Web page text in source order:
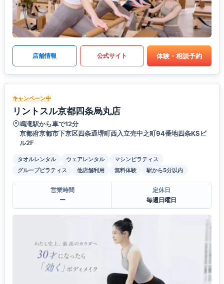
店舗情報 公式サイト 体験・相談予約
キャンペーン中
リントスル京都四条烏丸店
鳴滝駅から車で12分
京都府京都市下京区四条通堺町西入立売中之町94番地四条KSビ
ル2F
タオルレンタル ウェアレンタル
マシンピラティス
グループピラティス
他店舗利用 無料体験 駅から5分以内
営業時間
ー
定休日
毎週日曜日